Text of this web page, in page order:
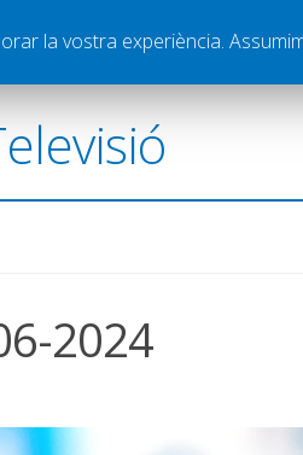
Vídeos Graella Publicitat
2024
la vostra experiència.